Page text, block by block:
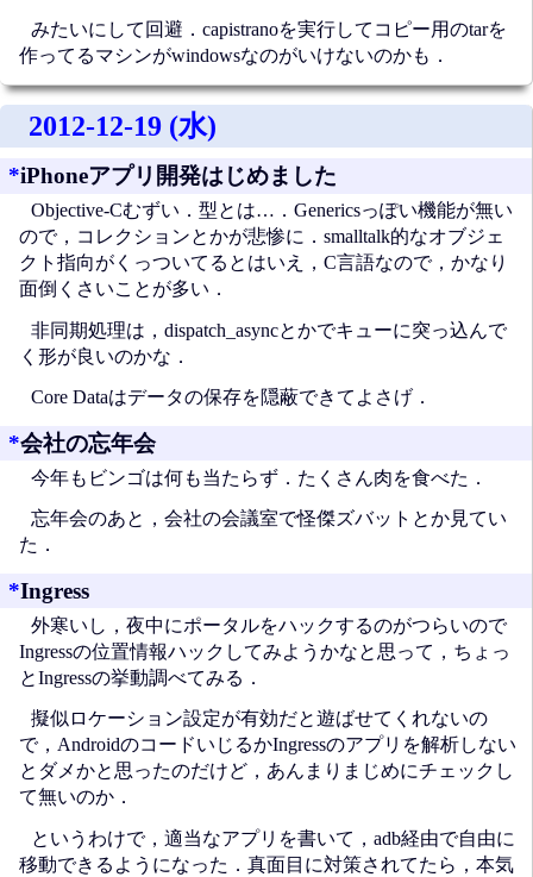
みたいにして回避．capistranoを実行してコピー用のtarを
作ってるマシンがwindowsなのがいけないのかも．
2012-12-19 (水)
*iPhoneアプリ開発はじめました
Objective-Cむずい．型とは…．Genericsっぽい機能が無い
ので，コレクションとかが悲惨に．smalltalk的なオブジェ
クト指向がくっついてるとはいえ，C言語なので，かなり
面倒くさいことが多い．
非同期処理は，dispatch_asyncとかでキューに突っ込んで
く形が良いのかな．
Core Dataはデータの保存を隠蔽できてよさげ．
*会社の忘年会
今年もビンゴは何も当たらず．たくさん肉を食べた．
忘年会のあと，会社の会議室で怪傑ズバットとか見てい
た．
*Ingress
外寒いし，夜中にポータルをハックするのがつらいので
Ingressの位置情報ハックしてみようかなと思って，ちょっ
とIngressの挙動調べてみる．
擬似ロケーション設定が有効だと遊ばせてくれないの
で，AndroidのコードいじるかIngressのアプリを解析しない
とダメかと思ったのだけど，あんまりまじめにチェックし
て無いのか．
というわけで，適当なアプリを書いて，adb経由で自由に
移動できるようになった．真面目に対策されてたら，本気